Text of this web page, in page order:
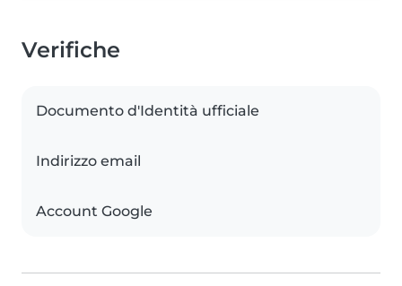
Verifiche
Documento d'Identità ufficiale
Indirizzo email
Account Google